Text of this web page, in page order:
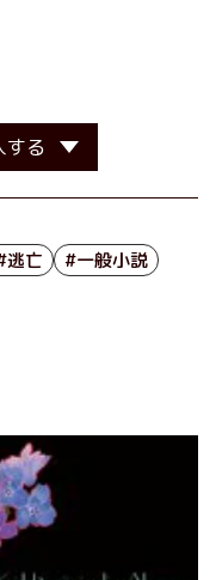
する
逃亡 #一般小説